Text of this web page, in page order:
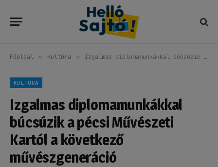
Főoldal » Kultúra » Izgalmas diplomamunkákkal búcsúzik a pécsi Művészeti Kartól a következő művészgeneráció
KULTÚRA
Izgalmas diplomamunkákkal
búcsúzik a pécsi Művészeti
Kartól a következő
művészgeneráció